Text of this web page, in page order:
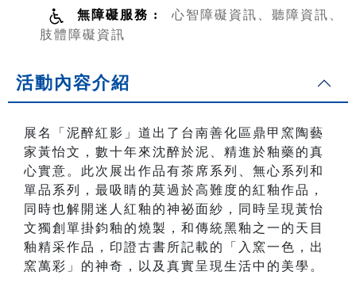
無障礙服務 :
心智障礙資訊、聽障資訊、
肢體障礙資訊
活動內容介紹
展名「泥醉紅影」道出了台南善化區鼎甲窯陶藝
家黃怡文，數十年來沈醉於泥、精進於釉藥的真
心實意。此次展出作品有茶席系列、無心系列和
單品系列，最吸睛的莫過於高難度的紅釉作品，
同時也解開迷人紅釉的神祕面紗，同時呈現黃怡
文獨創單掛鈞釉的燒製，和傳統黑釉之一的天目
釉精采作品，印證古書所記載的「入窯一色，出
窯萬彩」的神奇，以及真實呈現生活中的美學。